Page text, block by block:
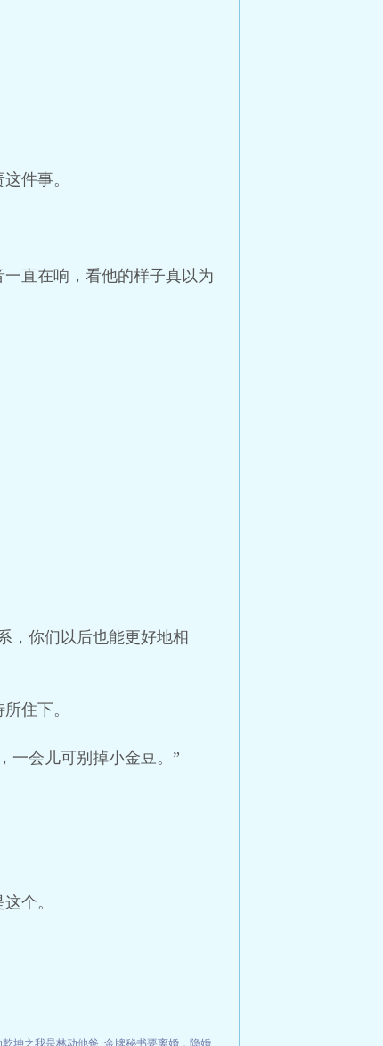
件事。
直在响，看他的样子真以为
，你们以后也能更好地相
住下。
一会儿可别掉小金豆。”
个。
乾坤之我是林动他爸 金牌秘书要离婚，隐婚